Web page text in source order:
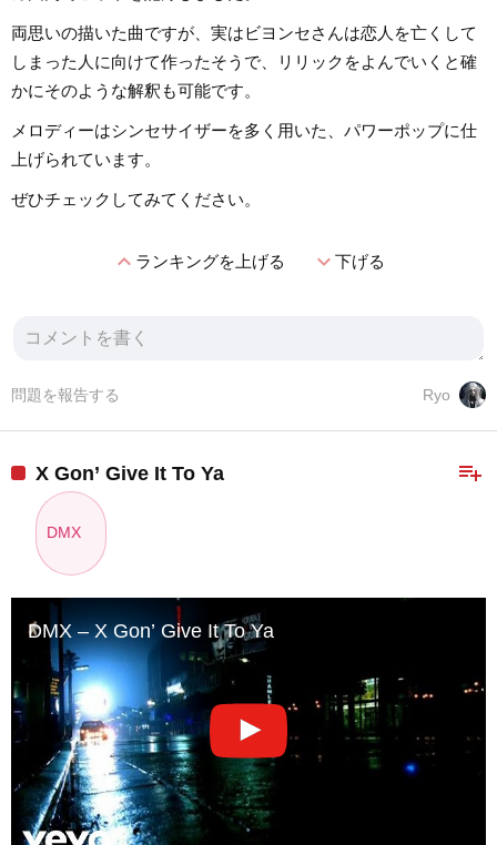
両思いの描いた曲ですが、実はビヨンセさんは恋人を亡くして
しまった人に向けて作ったそうで、リリックをよんでいくと確
かにそのような解釈も可能です。
メロディーはシンセサイザーを多く用いた、パワーポップに仕
上げられています。
ぜひチェックしてみてください。
expand_lessランキングを上げる expand_more下げる
Ryo
問題を報告する
playlist_add
X Gon’ Give It To Ya
DMX
DMX – X Gon’ Give It To Ya